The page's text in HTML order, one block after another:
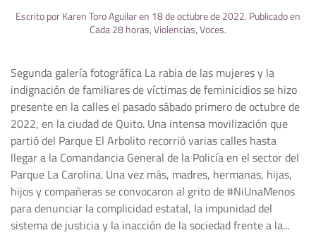
Escrito porKaren Toro Aguilaren 18 de octubre de 2022. Publicado en
Cada 28 horas,Violencias,Voces.
Segunda galería fotográfica La rabia de las mujeres y la
indignación de familiares de víctimas de feminicidios se hizo
presente en la calles el pasado sábado primero de octubre de
2022, en la ciudad de Quito. Una intensa movilización que
partió del Parque El Arbolito recorrió varias calles hasta
llegar a la Comandancia General de la Policía en el sector del
Parque La Carolina. Una vez más, madres, hermanas, hijas,
hijos y compañeras se convocaron al grito de #NiUnaMenos
para denunciar la complicidad estatal, la impunidad del
sistema de justicia y la inacción de la sociedad frente a la...